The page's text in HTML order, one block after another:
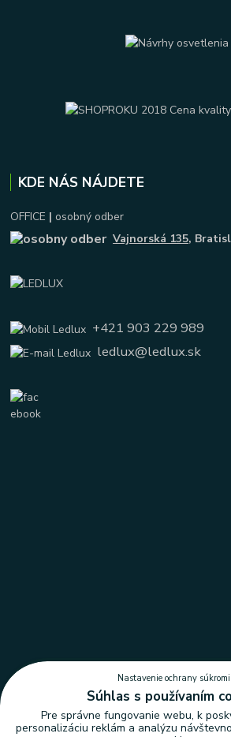
KDE NÁS NÁJDETE
OFFICE | osobný odber
Vajnorská 135,
+421 903 229 989
ledlux@ledlux.sk
Nastavenie ochrany
Súhlas s používaním
Pre správne fungovanie webu, k
personalizáciu reklám a analýzu